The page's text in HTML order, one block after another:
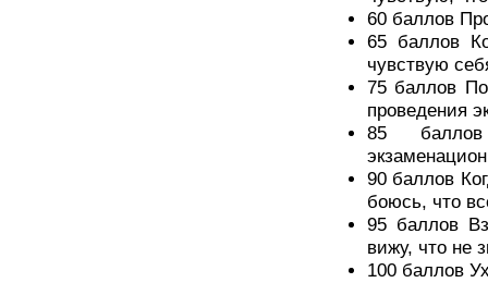
60 баллов
65 баллов
чувствую
75 баллов
проведения
85
90 баллов
боюсь, что
95 баллов
вижу, что не
100 баллов